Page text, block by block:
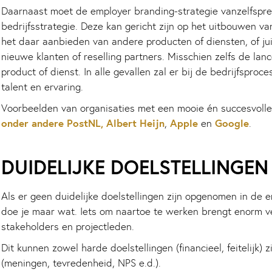
Daarnaast moet de employer branding-strategie
bedrijfsstrategie. Deze kan gericht zijn op het uitbouwen
het daar aanbieden van andere producten of diensten, of
nieuwe klanten of reselling partners. Misschien zelfs de
product of dienst. In alle gevallen zal er bij de
talent en ervaring.
Voorbeelden van organisaties met een mooie én
onder andere PostNL, Albert Heijn, Appleen Google.
DUIDELIJKE DOELSTELLINGEN
Als er geen duidelijke doelstellingen zijn opgenomen in de
doe je maar wat. Iets om naartoe te werken brengt enorm
stakeholders en projectleden.
Dit kunnen zowel harde doelstellingen (financieel, feitelijk)
(meningen, tevredenheid, NPS e.d.).